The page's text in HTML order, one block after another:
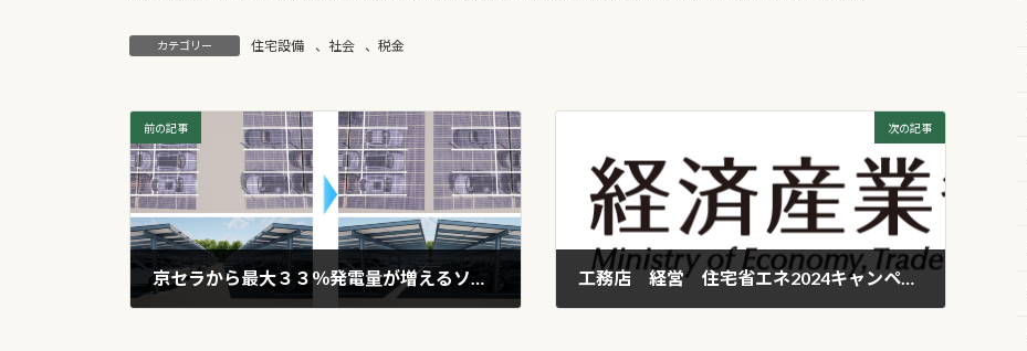
カテゴリー 住宅設備 、 社会 、税金
前の記事
京セラから最大３３％発電量が増えるソーラーカーポート発売！
次の記事
工務店 経営 住宅省エネ2024キャンペーン開始！